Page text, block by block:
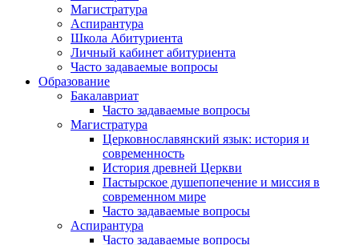
Магистратура
Аспирантура
Школа Абитуриента
Личный кабинет абитуриента
Часто задаваемые вопросы
Образование
Бакалавриат
Часто задаваемые вопросы
Магистратура
Церковнославянский язык: история и
современность
История древней Церкви
Пастырское душепопечение и миссия в
современном мире
Часто задаваемые вопросы
Аспирантура
Часто задаваемые вопросы